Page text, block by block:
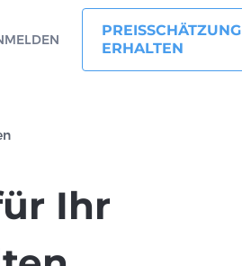
PREISSCHÄTZUNG
ERHALTEN
Ihr